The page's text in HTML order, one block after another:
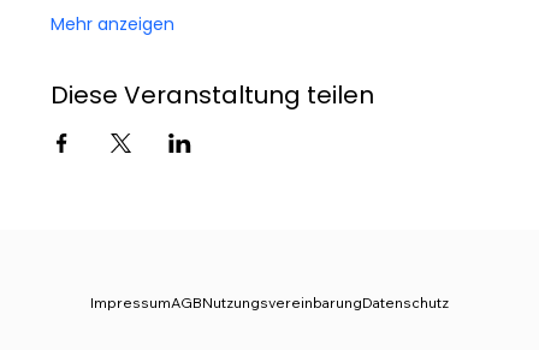
Mehr anzeigen
Diese Veranstaltung teilen
Datenschutz
Nutzungsvereinbarung
AGB
Impressum